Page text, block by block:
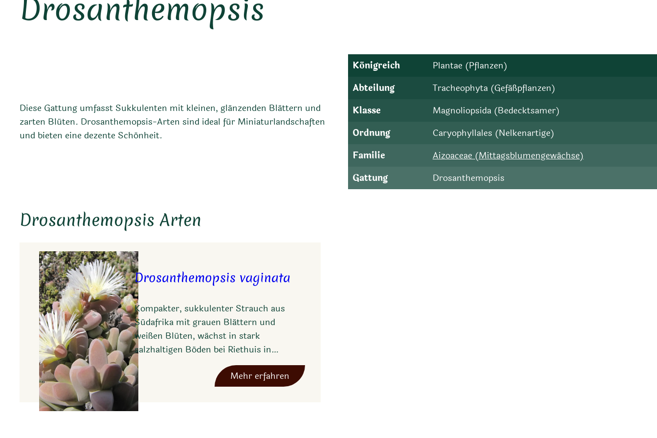
Drosanthemopsis
Diese Gattung umfasst Sukkulenten mit kleinen, glänzenden Blättern und
zarten Blüten. Drosanthemopsis-Arten sind ideal für Miniaturlandschaften
und bieten eine dezente Schönheit.
Königreich
Plantae (Pflanzen)
Abteilung
Tracheophyta (Gefäßpflanzen)
Klasse
Magnoliopsida (Bedecktsamer)
Ordnung
Caryophyllales (Nelkenartige)
Familie
Aizoaceae (Mittagsblumengewächse)
Gattung
Drosanthemopsis
Drosanthemopsis Arten
Drosanthemopsis vaginata
Kompakter, sukkulenter Strauch aus
Südafrika mit grauen Blättern und
weißen Blüten, wächst in stark
salzhaltigen Böden bei Riethuis in…
Mehr erfahren
D